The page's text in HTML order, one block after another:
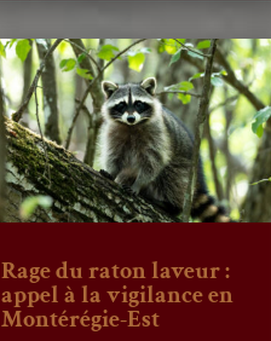
Rage du raton laveur :
appel à la vigilance en
Montérégie-Est